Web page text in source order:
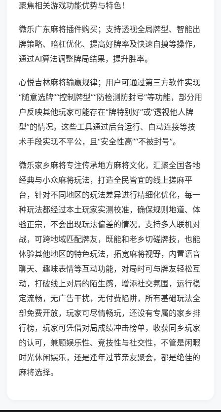
聚焦相关游戏功能优势与特色！
微乐广东麻将插件购买；支持透视全局牌型、智能出
牌策略、暗杠优化、提高好牌率及快速自摸等操作，
通过AI算法调整牌局结果，提升胜率。
心悦吉林麻将输赢规律；用户可通过第三方软件实现
“随意选牌”“控制牌型”“防检测防封号”等功能，部分用
户反映其他玩家可能存在“牌特别好”或“透视他人牌
型”的情况。这些工具通过后台运行、自动连接等技
术手段实现不平公，且“安全性高”“不被封号”。
微乐家乡麻将专注传承地方麻将文化，汇聚全国各地
经典与小众麻将玩法，打造全民皆宜的线上搓麻平
台，针对不同地区的玩法差异进行精细化优化，每一
种玩法都经过本土玩家实测校准，确保规则地道、体
验正宗，不会出现玩法偏差的情况，支持多人联机对
战，可跨地域匹配牌友，既能和老乡切磋牌技，也能
体验其他地区的特色玩法，拓宽麻将视野，内置语音
聊天、趣味表情等互动功能，对局时可与牌友轻松互
动，打破线上对局的陌生感，增添社交氛围，运行稳
定流畅，无广告干扰，无付费陷阱，所有基础玩法全
部免费开放，玩家可尽情畅玩，还设有专属的家乡排
行榜，玩家可凭借对局成绩冲击榜单，收获同乡玩家
的认可，兼顾娱乐性、竞技性与社交性，不管是闲暇
时光休闲娱乐，还是逢年过节亲友聚会，都是绝佳的
麻将选择。